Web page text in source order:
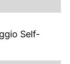
Self-